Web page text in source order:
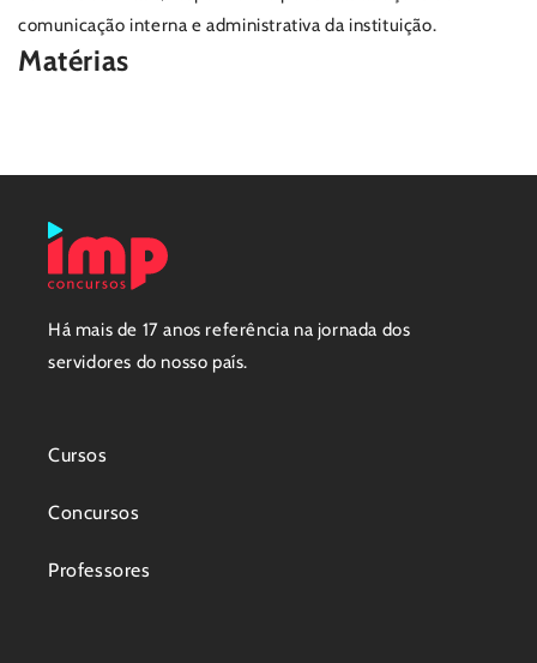
comunicação interna e administrativa da instituição.
Matérias
Há mais de 17 anos referência na jornada dos
servidores do nosso país.
Cursos
Concursos
Professores